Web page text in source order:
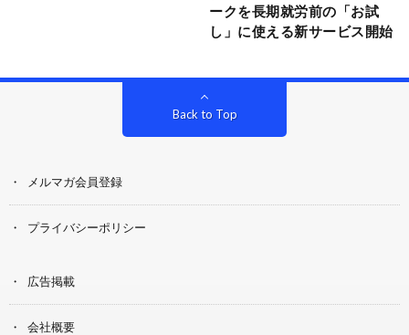
ークを長期就労前の「お試
し」に使える新サービス開始
Back to Top
メルマガ会員登録
プライバシーポリシー
広告掲載
会社概要